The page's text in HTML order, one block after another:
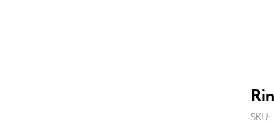
SKU: